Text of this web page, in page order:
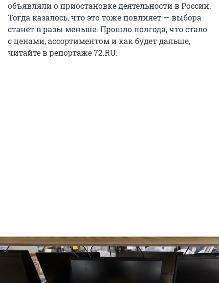
объявляли о приостановке деятельности в России.
Тогда казалось, что это тоже повлияет — выбора
станет в разы меньше. Прошло полгода, что стало
с ценами, ассортиментом и как будет дальше,
читайте в репортаже 72.RU.